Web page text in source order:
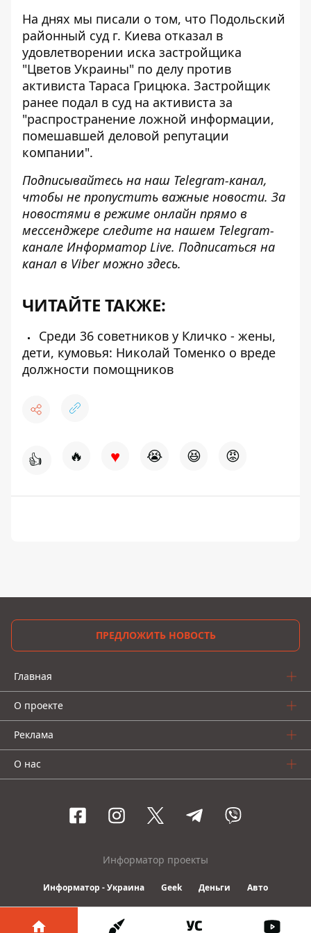
На днях мы писали о том, что Подольский
районный суд г. Киева отказал в
удовлетворении иска застройщика
"Цветов Украины" по делу против
активиста Тараса Грицюка. Застройщик
ранее подал в суд на активиста за
"распространение ложной информации,
помешавшей деловой репутации
компании".
Подписывайтесь на наш Telegram-канал,
чтобы не пропустить важные новости. За
новостями в режиме онлайн прямо в
мессенджере следите на нашем Telegram-
канале Информатор Live. Подписаться на
канал в Viber можно здесь.
ЧИТАЙТЕ ТАКЖЕ:
Среди 36 советников у Кличко - жены,
дети, кумовья: Николай Томенко о вреде
должности помощников
👍 🔥 ♥ 😭 😆 😡
ПРЕДЛОЖИТЬ НОВОСТЬ
Главная
О проекте
Реклама
О нас
Информатор проекты
Информатор - Украина Geek Деньги Авто
© 2016-2026 Informator